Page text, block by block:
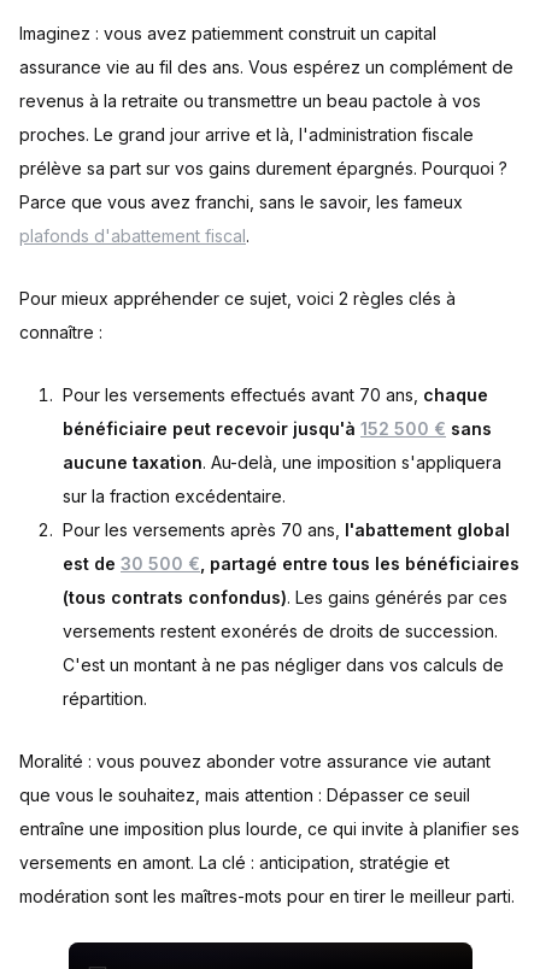
Imaginez : vous avez patiemment construit un capital
assurance vie au fil des ans. Vous espérez un complément de
revenus à la retraite ou transmettre un beau pactole à vos
proches. Le grand jour arrive et là, l'administration fiscale
prélève sa part sur vos gains durement épargnés. Pourquoi ?
Parce que vous avez franchi, sans le savoir, les fameux
plafonds d'abattement fiscal.
Pour mieux appréhender ce sujet, voici 2 règles clés à
connaître :
Pour les versements effectués avant 70 ans, chaque
bénéficiaire peut recevoir jusqu'à 152 500 € sans
aucune taxation. Au-delà, une imposition s'appliquera
sur la fraction excédentaire.
Pour les versements après 70 ans, l'abattement global
est de 30 500 € , partagé entre tous les bénéficiaires
(tous contrats confondus). Les gains générés par ces
versements restent exonérés de droits de succession.
C'est un montant à ne pas négliger dans vos calculs de
répartition.
Moralité : vous pouvez abonder votre assurance vie autant
que vous le souhaitez, mais attention : Dépasser ce seuil
entraîne une imposition plus lourde, ce qui invite à planifier ses
versements en amont. La clé : anticipation, stratégie et
modération sont les maîtres-mots pour en tirer le meilleur parti.